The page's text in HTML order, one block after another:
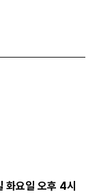
요일 오후 4시